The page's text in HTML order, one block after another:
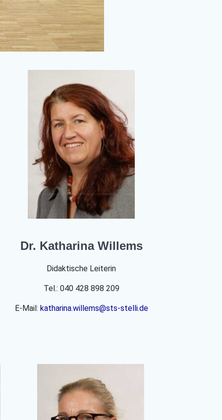
Dr. Katharina Willems
Didaktische Leiterin
Tel.: 040 428 898 209
E-Mail: katharina.willems@sts-stelli.de